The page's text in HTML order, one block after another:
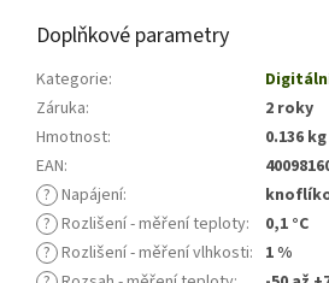
Doplňkové parametry
Kategorie:
Záruka:
2 roky
Hmotnost:
0.136 kg
EAN:
? Napájení:
? Rozlišení - měření teploty:
0,1 °C
? Rozlišení - měření vlhkosti: 1 %